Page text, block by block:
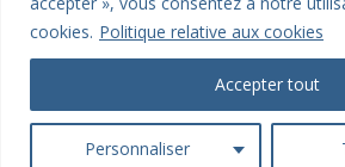
cookies. Politique relative aux cookies
Personnaliser
Accepter tout